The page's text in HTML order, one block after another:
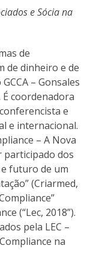
e Sócia na
de
de dinheiro e de
– Gonsales
É coordenadora
e
e internacional.
– A Nova
participado dos
e futuro de um
(Criarmed,
(“Lec, 2018”).
pela LEC –
na